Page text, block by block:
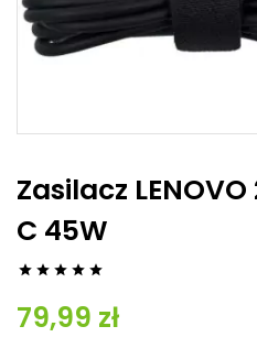
Zasilacz
C 45W
    
79,99 zł